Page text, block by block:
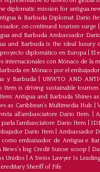
diplomatic mission for
& Barbuda Diplomat Dario
on continued tourism surge
and Barbuda Ambassador
and Barbuda is the ideal luxury
diplomático en Europa| El
internacionales con Mónaco de la
en Mónaco por el
y Barbuda| UNWTO AND
Item is driving sustainable
Antigua and Barbuda Shines
as Caribbean’s Multimedia Hub |
all’ambasciatore Dario Item. |
l’ambasciatore Dario Item
Dario Item| Ambassador
embaixador de Antígua e
big Credit Suisse scoop
Unidos
A Swiss Lawyer Is
Sheriff of Fife